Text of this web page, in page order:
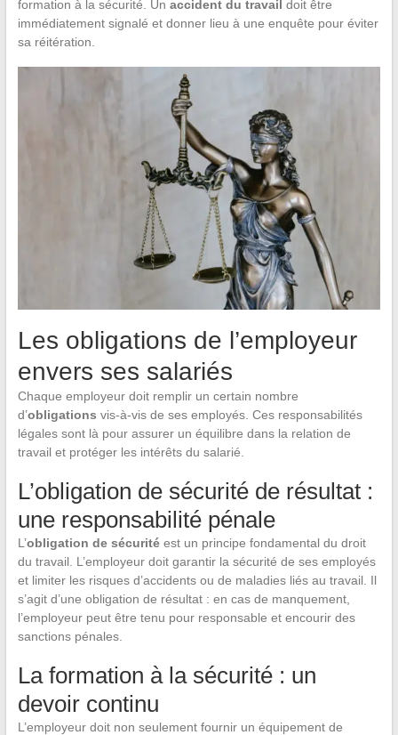
formation à la sécurité. Un accident du travail doit être
immédiatement signalé et donner lieu à une enquête pour éviter
sa réitération.
Les obligations de l’employeur
envers ses salariés
Chaque employeur doit remplir un certain nombre
d’obligations vis-à-vis de ses employés. Ces responsabilités
légales sont là pour assurer un équilibre dans la relation de
travail et protéger les intérêts du salarié.
L’obligation de sécurité de résultat :
une responsabilité pénale
L’obligation de sécuritéest un principe fondamental du droit
du travail. L’employeur doit garantir la sécurité de ses employés
et limiter les risques d’accidents ou de maladies liés au travail. Il
s’agit d’une obligation de résultat : en cas de manquement,
l’employeur peut être tenu pour responsable et encourir des
sanctions pénales.
La formation à la sécurité : un
devoir continu
L’employeur doit non seulement fournir un équipement de